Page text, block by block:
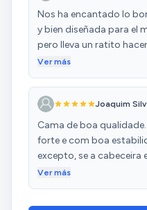
Nos ha encantado lo
y bien diseñada para el
pero lleva un ratito
muy experimentada
verdad!
Ver más
Joaquim
Cama de boa
forte e com boa
excepto, se a
parede.O estrado tem
Ver más